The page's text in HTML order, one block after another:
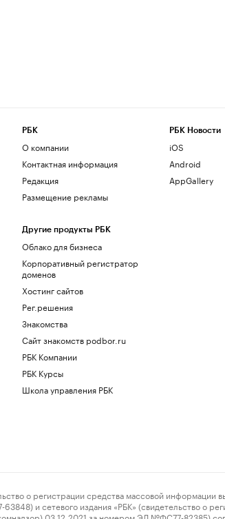
РБК
О компании
Контактная информация
Редакция
Размещение рекламы
Другие продукты РБК
Облако для бизнеса
Корпоративный регистратор
доменов
Хостинг сайтов
Рег.решения
Знакомства
Сайт знакомств podbor.ru
РБК Компании
РБК Курсы
Школа управления РБК
РБК Новости
iOS
Android
AppGallery
о регистрации средства массовой информации
и сетевого издания «РБК» (свидетельство о